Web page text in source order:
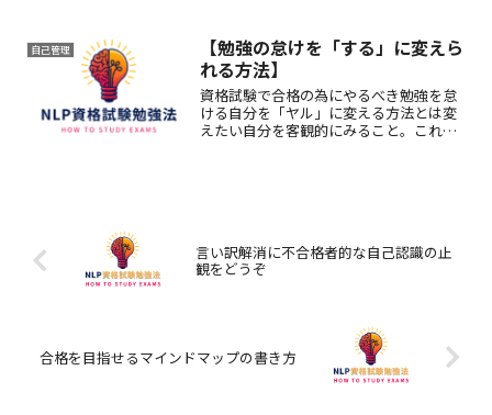
れに価値を創りこれの取り組みを変えれ
ばこの意味を一変できる。
自己管理
【勉強の怠けを「する」に変えら
れる方法】
資格試験で合格の為にやるべき勉強を怠
ける自分を「ヤル」に変える方法とは変
えたい自分を客観的にみること。これま
言い訳解消に不合格者的な自己認識の止
観をどうぞ
合格を目指せるマインドマップの書き方